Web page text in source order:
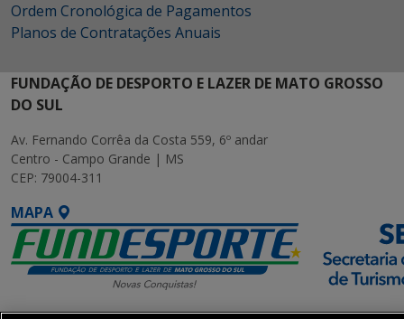
Ordem Cronológica de Pagamentos
Planos de Contratações Anuais
FUNDAÇÃO DE DESPORTO E LAZER DE MATO GROSSO
DO SUL
Av. Fernando Corrêa da Costa 559, 6º andar
Centro - Campo Grande | MS
CEP: 79004-311
MAPA